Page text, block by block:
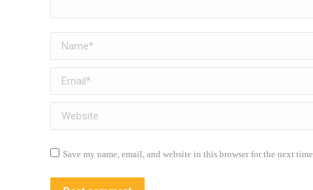
Name *
Email *
Website
Save my name, email, and website in this browser for the next